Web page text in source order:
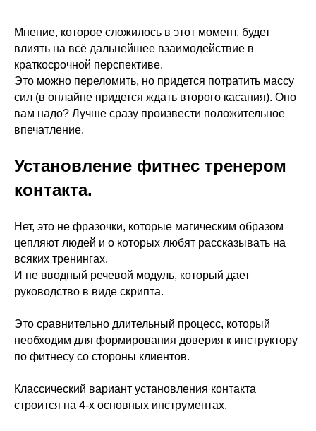
Мнение, которое сложилось в этот момент, будет
влиять на всё дальнейшее взаимодействие в
краткосрочной перспективе.
Это можно переломить, но придется потратить массу
сил (в онлайне придется ждать второго касания). Оно
вам надо? Лучше сразу произвести положительное
впечатление.
Установление фитнес тренером
контакта.
Нет, это не фразочки, которые магическим образом
цепляют людей и о которых любят рассказывать на
всяких тренингах.
И не вводный речевой модуль, который дает
руководство в виде скрипта.
Это сравнительно длительный процесс, который
необходим для формирования доверия к инструктору
по фитнесу со стороны клиентов.
Классический вариант установления контакта
строится на 4-х основных инструментах.